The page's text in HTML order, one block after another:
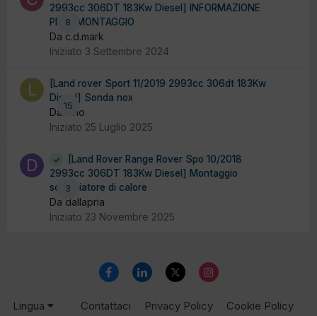
8
2993cc 306DT 183Kw Diesel] INFORMAZIONE
PER SMONTAGGIO
Da c.d.mark
Iniziato 3 Settembre 2024
15
[Land rover Sport 11/2019 2993cc 306dt 183Kw
Diesel] Sonda nox
Da lario
Iniziato 25 Luglio 2025
3
[Land Rover Range Rover Spo 10/2018
2993cc 306DT 183Kw Diesel] Montaggio
scambiatore di calore
Da dallapria
Iniziato 23 Novembre 2025
Lingua Contattaci Privacy Policy
Cookie Policy